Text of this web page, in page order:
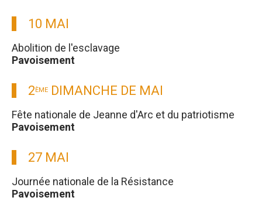
10 MAI
Abolition de l'esclavage
Pavoisement
2ÈME DIMANCHE DE MAI
Fête nationale de Jeanne d'Arc et du patriotisme
Pavoisement
27 MAI
Journée nationale de la Résistance
Pavoisement